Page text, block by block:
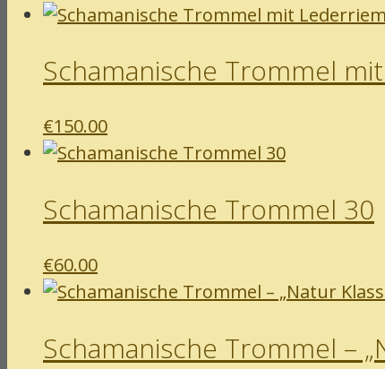
Schamanische Trommel
€150.00
Schamanische Trommel 30
€60.00
Schamanische Trommel –